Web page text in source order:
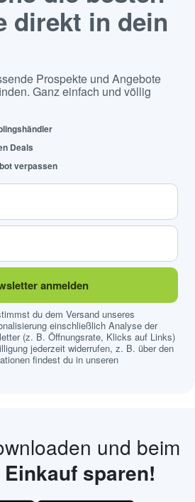
direkt in dein
Prospekte und Angebote
Ganz einfach und völlig
Deals
verpassen
anmelden
du dem Versand unseres
einschließlich Analyse der
(z. B. Öffnungsrate, Klicks auf Links)
jederzeit widerrufen, z. B. über den
findest du in unseren
und beim
Einkauf sparen!